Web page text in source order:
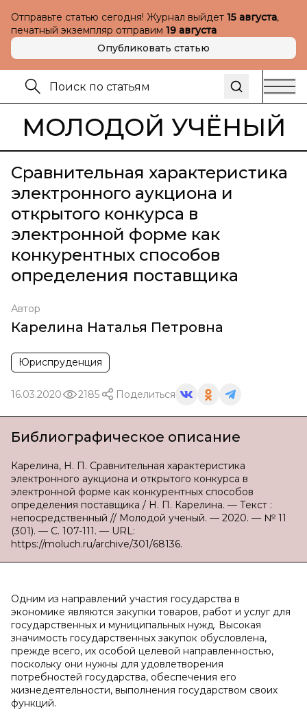
Отправьте статью сегодня! Журнал выйдет 15 августа,
печатный экземпляр отправим 19 августа
Опубликовать статью
МОЛОДОЙ УЧЁНЫЙ
Сравнительная характеристика
электронного аукциона и
открытого конкурса в
электронной форме как
конкурентных способов
определения поставщика
Автор
Карелина Наталья Петровна
Юриспруденция
16.03.2020 2185 Поделиться
Библиографическое описание
Карелина, Н. П. Сравнительная характеристика
электронного аукциона и открытого конкурса в
электронной форме как конкурентных способов
определения поставщика / Н. П. Карелина. — Текст :
непосредственный // Молодой ученый. — 2020. — № 11
(301). — С. 107-111. — URL:
https://moluch.ru/archive/301/68136.
Одним из направлений участия государства в
экономике являются закупки товаров, работ и услуг для
государственных и муниципальных нужд. Высокая
значимость государственных закупок обусловлена,
прежде всего, их особой целевой направленностью,
поскольку они нужны для удовлетворения
потребностей государства, обеспечения его
жизнедеятельности, выполнения государством своих
функций.